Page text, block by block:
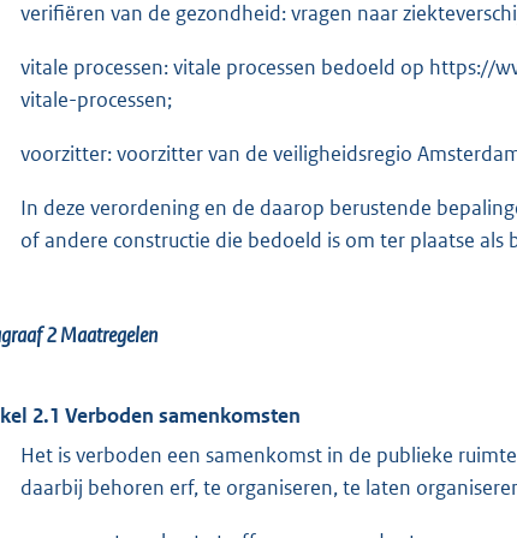
verifiëren van de gezondheid: vragen naar
vitale processen: vitale processen bedoeld op
vitale-processen;
voorzitter: voorzitter van de veiligheidsregio
In deze verordening en de daarop berustende
of andere constructie die bedoeld is om ter plaatse
2Maatregelen
2.1 Verboden samenkomsten
Het is verboden een samenkomst in de publieke
daarbij behoren erf, te organiseren, te laten